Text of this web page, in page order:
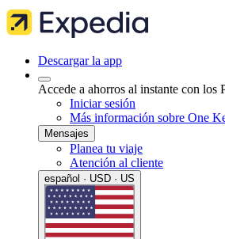
Descargar la app
Accede a ahorros al instante con los
Iniciar sesión
Más información sobre One
Mensajes
Planea tu viaje
Atención al cliente
español · USD · US